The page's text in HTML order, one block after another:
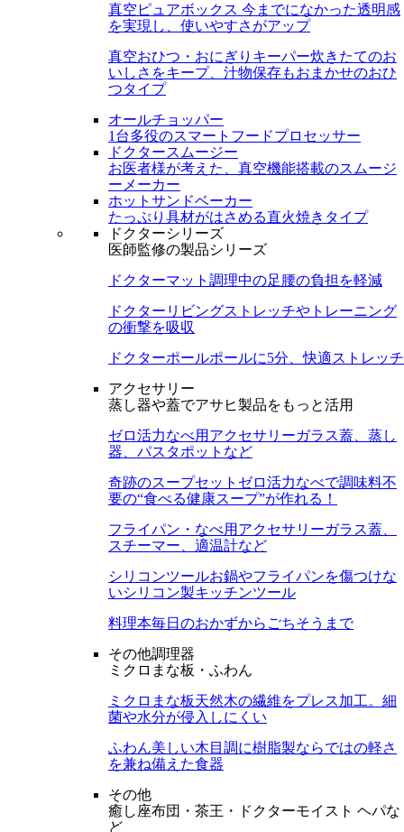
真空ピュアボックス 今までになかった透明感
を実現し、使いやすさがアップ
真空おひつ・おにぎりキーパー炊きたてのお
いしさをキープ、汁物保存もおまかせのおひ
つタイプ
オールチョッパー
1台多役のスマートフードプロセッサー
ドクタースムージー
お医者様が考えた、真空機能搭載のスムージ
ーメーカー
ホットサンドベーカー
たっぷり具材がはさめる直火焼きタイプ
ドクターシリーズ
医師監修の製品シリーズ
ドクターマット 調理中の足腰の負担を軽減
ドクターリビングストレッチやトレーニング
の衝撃を吸収
ドクターポールポールに5分、快適ストレッチ
アクセサリー
蒸し器や蓋でアサヒ製品をもっと活用
ゼロ活力なべ用アクセサリーガラス蓋、蒸し
器、パスタポットなど
奇跡のスープセット ゼロ活力なべで調味料不
要の“食べる健康スープ”が作れる！
フライパン・なべ用アクセサリーガラス蓋、
スチーマー、適温計など
シリコンツールお鍋やフライパンを傷つけな
いシリコン製キッチンツール
料理本毎日のおかずからごちそうまで
その他調理器
ミクロまな板・ふわん
ミクロまな板天然木の繊維をプレス加工。細
菌や水分が侵入しにくい
ふわん美しい木目調に樹脂製ならではの軽さ
を兼ね備えた食器
その他
癒し座布団・茶王・ドクターモイスト ヘパな
ど